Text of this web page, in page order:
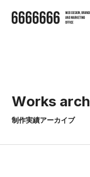
Works arch
制作実績アーカイブ